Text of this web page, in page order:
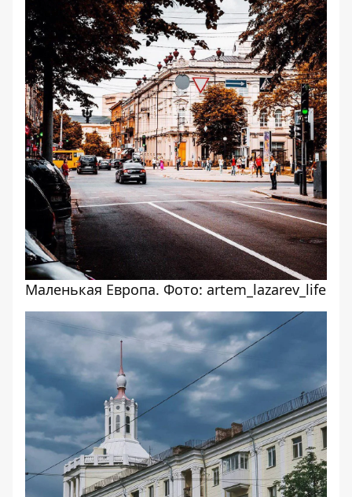
Маленькая Европа. Фото: artem_lazarev_life